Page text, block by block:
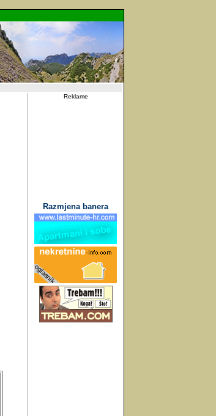
Reklame
Razmjena banera